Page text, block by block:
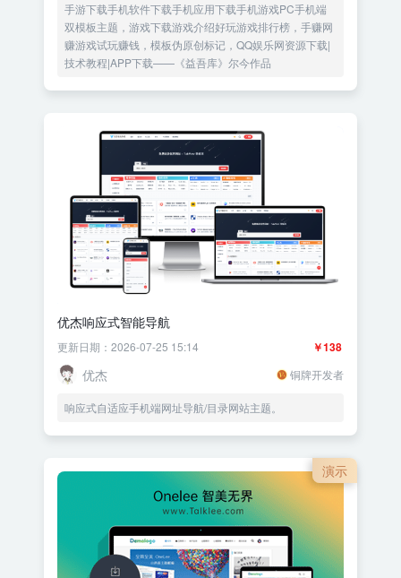
手游下载手机软件下载手机应用下载手机游戏PC手机端
双模板主题，游戏下载游戏介绍好玩游戏排行榜，手赚网
赚游戏试玩赚钱，模板伪原创标记，QQ娱乐网资源下载|
技术教程|APP下载——《益吾库》尔今作品
优杰响应式智能导航
￥138
更新日期：2026-07-25 15:14
优杰 铜牌开发者
响应式自适应手机端网址导航/目录网站主题。
演示